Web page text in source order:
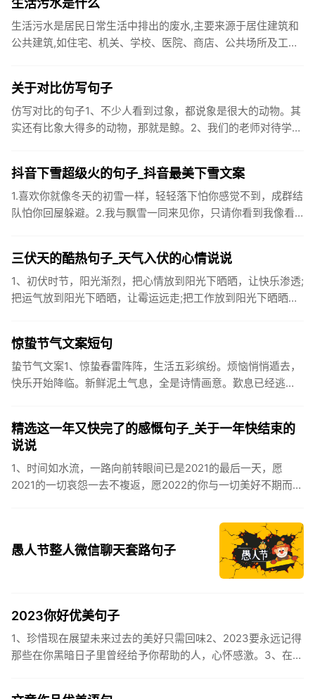
生活污水是什么
生活污水是居民日常生活中排出的废水,主要来源于居住建筑和
公共建筑,如住宅、机关、学校、医院、商店、公共场所及工业
关于对比仿写句子
仿写对比的句子1、不少人看到过象，都说象是很大的动物。其
实还有比象大得多的动物，那就是鲸。2、我们的老师对待学生
抖音下雪超级火的句子_抖音最美下雪文案
1.喜欢你就像冬天的初雪一样，轻轻落下怕你感觉不到，成群结
队怕你回屋躲避。2.我与飘雪一同来见你，只请你看到我像看
三伏天的酷热句子_天气入伏的心情说说
1、初伏时节，阳光渐烈，把心情放到阳光下晒晒，让快乐渗透;
把运气放到阳光下晒晒，让霉运远走;把工作放到阳光下晒晒，
惊蛰节气文案短句
蛰节气文案1、惊蛰春雷阵阵，生活五彩缤纷。烦恼悄悄遁去，
快乐开始降临。新鲜泥土气息，全是诗情画意。歎息已经逃
精选这一年又快完了的感慨句子_关于一年快结束的
说说
1、时间如水流，一路向前转眼间已是2021的最后一天，愿
2021的一切哀怨一去不複返，愿2022的你与一切美好不期而
愚人节整人微信聊天套路句子
2023你好优美句子
1、珍惜现在展望未来过去的美好只需回味2、2023要永远记得
那些在你黑暗日子里曾经给予你帮助的人，心怀感激。3、在苦